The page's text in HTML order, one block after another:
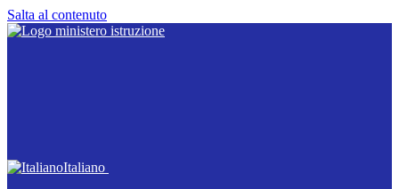
Salta al contenuto
Italiano